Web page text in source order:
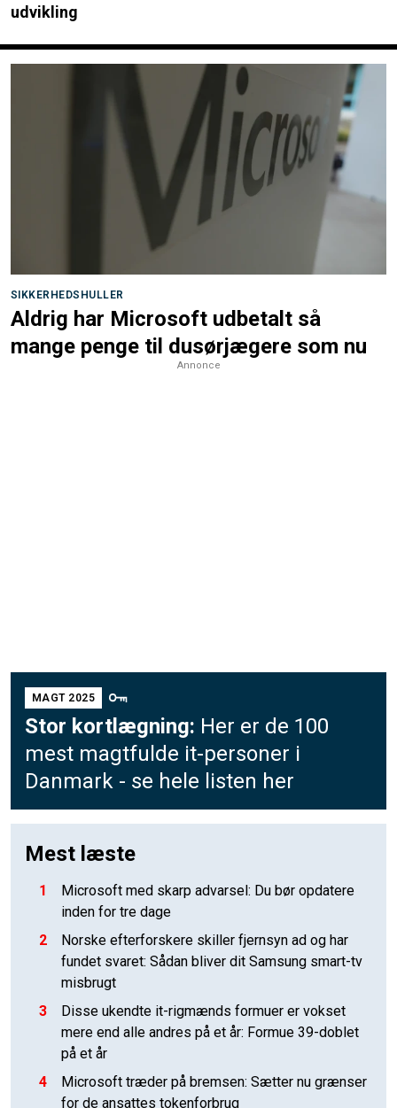
udvikling
SIKKERHEDSHULLER
Aldrig har Microsoft udbetalt så
mange penge til dusørjægere som nu
Annonce
MAGT 2025
Stor kortlægning: Her er de 100
mest magtfulde it-personer i
Danmark - se hele listen her
Mest læste
1
Microsoft med skarp advarsel: Du bør opdatere
inden for tre dage
2
Norske efterforskere skiller fjernsyn ad og har
fundet svaret: Sådan bliver dit Samsung smart-tv
misbrugt
3
Disse ukendte it-rigmænds formuer er vokset
mere end alle andres på et år: Formue 39-doblet
på et år
4
Microsoft træder på bremsen: Sætter nu grænser
for de ansattes tokenforbrug